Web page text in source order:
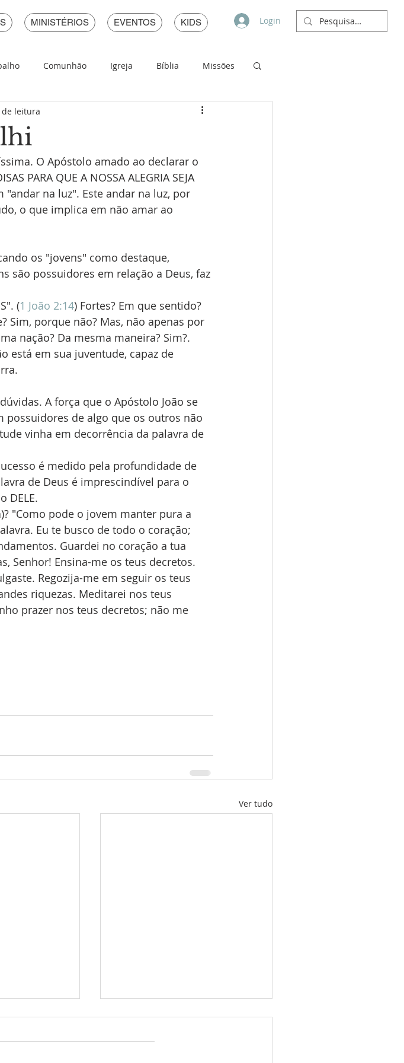
MINISTÉRIOS EVENTOS KIDS Login
Comunhão Igreja Bíblia Missões
Provérbios
leitura
O Apóstolo amado ao declarar o
PARA QUE A NOSSA ALEGRIA SEJA
"andar na luz". Este andar na luz, por
o que implica em não amar ao
os "jovens" como destaque,
são possuidores em relação a Deus, faz
(1 João 2:14) Fortes? Em que sentido?
porque não? Mas, não apenas por
nação? Da mesma maneira? Sim?.
está em sua juventude, capaz de
A força que o Apóstolo João se
possuidores de algo que os outros não
vinha em decorrência da palavra de
é medido pela profundidade de
de Deus é imprescindível para o
DELE.
"Como pode o jovem manter pura a
Eu te busco de todo o coração;
Guardei no coração a tua
Senhor! Ensina-me os teus decretos.
Regozija-me em seguir os teus
riquezas. Meditarei nos teus
prazer nos teus decretos; não me
Ver tudo